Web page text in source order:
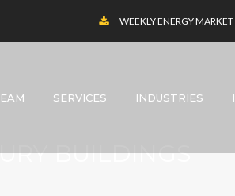
WEEKLY ENERGY
SERVICES INDUSTRIES
BUILDINGS